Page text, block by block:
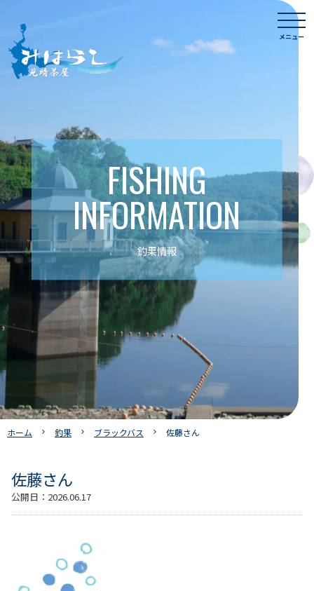
content
メニュー
FISHING
INFORMATION
釣果情報
ホーム 釣果 ブラックバス 佐藤さん
佐藤さん
公開日： 2026.06.17